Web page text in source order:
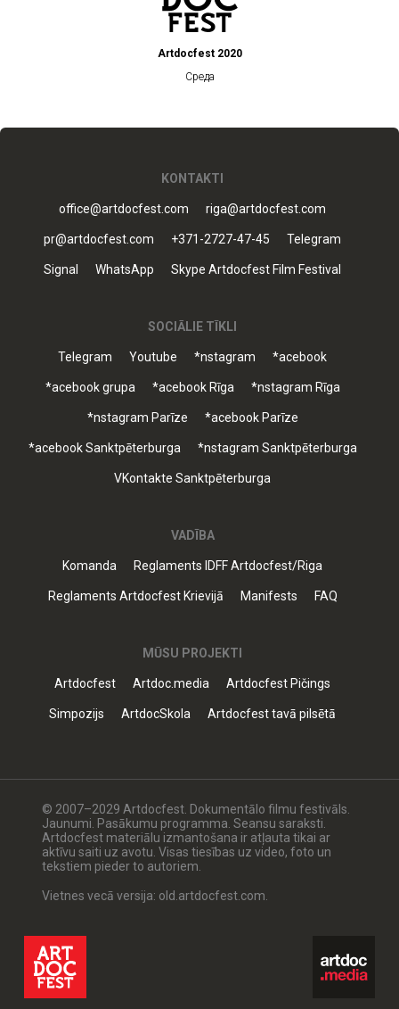
Artdocfest 2020
Среда
KONTAKTI
office@artdocfest.com riga@artdocfest.com
pr@artdocfest.com +371-2727-47-45 Telegram
Signal WhatsApp Skype Artdocfest Film Festival
SOCIĀLIE TĪKLI
Telegram Youtube *nstagram *acebook
*acebook grupa *acebook Rīga *nstagram Rīga
*nstagram Parīze *acebook Parīze
*acebook Sanktpēterburga *nstagram Sanktpēterburga
VKontakte Sanktpēterburga
VADĪBA
Komanda Reglaments IDFF Artdocfest/Riga
Reglaments Artdocfest Krievijā Manifests FAQ
MŪSU PROJEKTI
Artdocfest Artdoc.media Artdocfest Pičings
Simpozijs ArtdocSkola Artdocfest tavā pilsētā
© 2007–2029 Artdocfest. Dokumentālo filmu festivāls.
Jaunumi. Pasākumu programma. Seansu saraksti.
Artdocfest materiālu izmantošana ir atļauta tikai ar
aktīvu saiti uz avotu. Visas tiesības uz video, foto un
tekstiem pieder to autoriem.
Vietnes vecā versija: old.artdocfest.com.